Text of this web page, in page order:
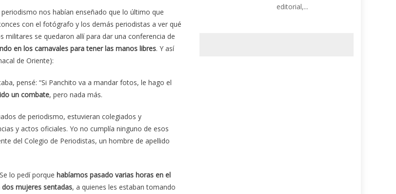
nos habían enseñado que lo último que
con el fotógrafo y los demás periodistas a ver qué
se quedaron allí para dar una conferencia de
en los carnavales para tener las manos libres. Y así
de Oriente):
pensé: “Si Panchito va a mandar fotos, le hago el
un combate, pero nada más.
de periodismo, estuvieran colegiados y
y actos oficiales. Yo no cumplía ninguno de esos
del Colegio de Periodistas, un hombre de apellido
lo pedí porque habíamos pasado varias horas en el
mujeres sentadas, a quienes les estaban tomando
editorial,...